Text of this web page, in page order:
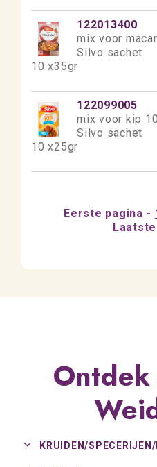
122013400
mix voor
Silvo sachet
10 x35gr
122099005
mix voor kip
Silvo sachet
10 x25gr
Eerste pagina
KRUIDEN/SPECERIJEN/